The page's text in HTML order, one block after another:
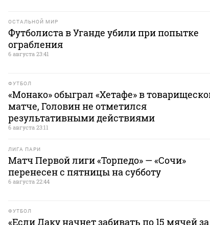
ОСТАЛЬНОЙ МИР
Футболиста в Уганде убили при попытке
ограбления
6 августа 23:41
ФУТБОЛ
«Монако» обыграл «Хетафе» в
матче, Головин не отметился
результативными действиями
6 августа 23:11
ЛИГА ПАРИ
Матч Первой лиги «Торпедо» — «Сочи»
перенесен с пятницы на субботу
6 августа 22:44
ФУТБОЛ
«Если Даку начнет забивать по 15 мячей за